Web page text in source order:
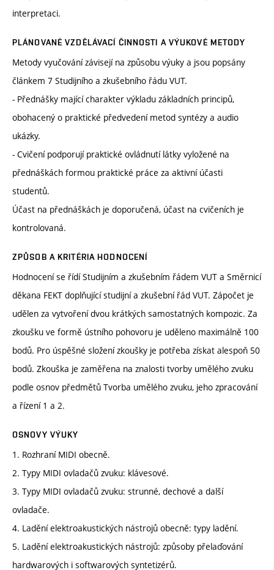
interpretaci.
PLÁNOVANÉ VZDĚLÁVACÍ ČINNOSTI A VÝUKOVÉ METODY
Metody vyučování závisejí na způsobu výuky a jsou popsány
článkem 7 Studijního a zkušebního řádu VUT.
- Přednášky mající charakter výkladu základních principů,
obohacený o praktické předvedení metod syntézy a audio
ukázky.
- Cvičení podporují praktické ovládnutí látky vyložené na
přednáškách formou praktické práce za aktivní účasti
studentů.
Účast na přednáškách je doporučená, účast na cvičeních je
kontrolovaná.
ZPŮSOB A KRITÉRIA HODNOCENÍ
Hodnocení se řídí Studijním a zkušebním řádem VUT a Směrnicí
děkana FEKT doplňující studijní a zkušební řád VUT. Zápočet je
udělen za vytvoření dvou krátkých samostatných kompozic. Za
zkoušku ve formě ústního pohovoru je uděleno maximálně 100
bodů. Pro úspěšné složení zkoušky je potřeba získat alespoň 50
bodů. Zkouška je zaměřena na znalosti tvorby umělého zvuku
podle osnov předmětů Tvorba umělého zvuku, jeho zpracování
a řízení 1 a 2.
OSNOVY VÝUKY
1. Rozhraní MIDI obecně.
2. Typy MIDI ovladačů zvuku: klávesové.
3. Typy MIDI ovladačů zvuku: strunné, dechové a další
ovladače.
4. Ladění elektroakustických nástrojů obecně: typy ladění.
5. Ladění elektroakustických nástrojů: způsoby přelaďování
hardwarových i softwarových syntetizérů.